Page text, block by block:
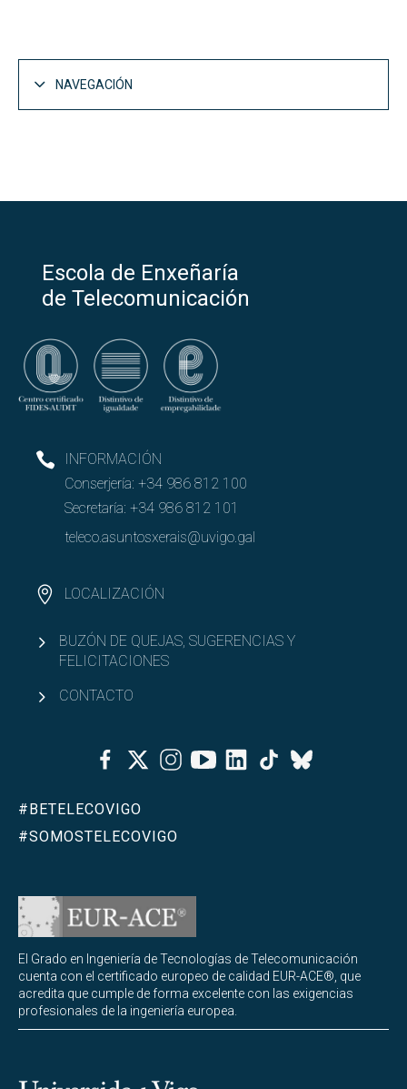
NAVEGACIÓN
Escola de Enxeñaría
de Telecomunicación
INFORMACIÓN
Conserjería: +34 986 812 100
Secretaría: +34 986 812 101
teleco.asuntosxerais@uvigo.gal
LOCALIZACIÓN
BUZÓN DE QUEJAS, SUGERENCIAS Y
FELICITACIONES
CONTACTO
FacebookTwitterInstagramYoutubeLinkedinTiktok
Bluesky
#BETELECOVIGO
#SOMOSTELECOVIGO
El Grado en Ingeniería de Tecnologías de Telecomunicación
cuenta con el certificado europeo de calidad EUR-ACE®, que
acredita que cumple de forma excelente con las exigencias
profesionales de la ingeniería europea.